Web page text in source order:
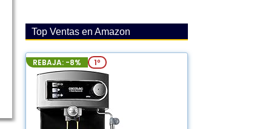
Top Ventas en Amazon
REBAJA: -8% 1º